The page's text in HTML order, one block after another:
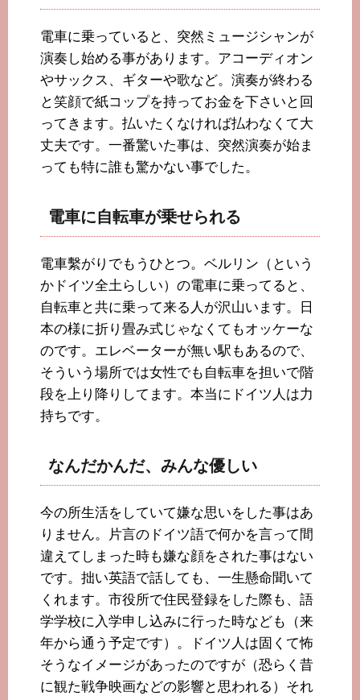
電車に乗っていると、突然ミュージシャンが
演奏し始める事があります。アコーディオン
やサックス、ギターや歌など。演奏が終わる
と笑顔で紙コップを持ってお金を下さいと回
ってきます。払いたくなければ払わなくて大
丈夫です。一番驚いた事は、突然演奏が始ま
っても特に誰も驚かない事でした。
電車に自転車が乗せられる
電車繫がりでもうひとつ。ベルリン（という
かドイツ全土らしい）の電車に乗ってると、
自転車と共に乗って来る人が沢山います。日
本の様に折り畳み式じゃなくてもオッケーな
のです。エレベーターが無い駅もあるので、
そういう場所では女性でも自転車を担いで階
段を上り降りしてます。本当にドイツ人は力
持ちです。
なんだかんだ、みんな優しい
今の所生活をしていて嫌な思いをした事はあ
りません。片言のドイツ語で何かを言って間
違えてしまった時も嫌な顔をされた事はない
です。拙い英語で話しても、一生懸命聞いて
くれます。市役所で住民登録をした際も、語
学学校に入学申し込みに行った時なども（来
年から通う予定です）。ドイツ人は固くて怖
そうなイメージがあったのですが（恐らく昔
に観た戦争映画などの影響と思われる）それ